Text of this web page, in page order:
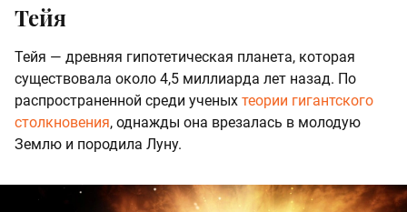
Тейя
Тейя — древняя гипотетическая планета, которая
существовала около 4,5 миллиарда лет назад. По
распространенной среди ученых теории гигантского
столкновения, однажды она врезалась в молодую
Землю и породила Луну.